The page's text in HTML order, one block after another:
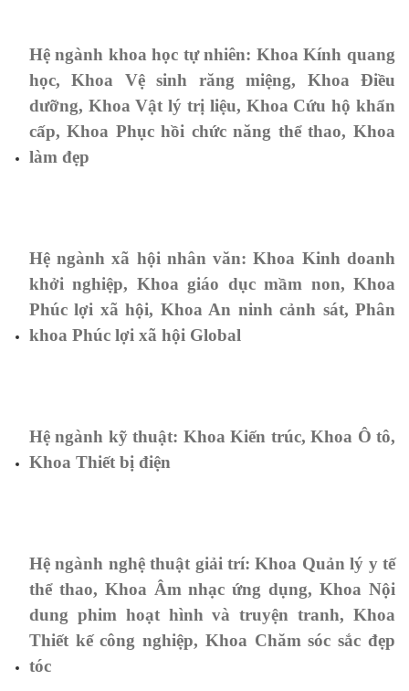
Hệ ngành khoa học tự nhiên: Khoa Kính quang
học, Khoa Vệ sinh răng miệng, Khoa Điều
dưỡng, Khoa Vật lý trị liệu, Khoa Cứu hộ khẩn
cấp, Khoa Phục hồi chức năng thể thao, Khoa
làm đẹp
Hệ ngành xã hội nhân văn: Khoa Kinh doanh
khởi nghiệp, Khoa giáo dục mầm non, Khoa
Phúc lợi xã hội, Khoa An ninh cảnh sát, Phân
khoa Phúc lợi xã hội Global
Hệ ngành kỹ thuật: Khoa Kiến trúc, Khoa Ô tô,
Khoa Thiết bị điện
Hệ ngành nghệ thuật giải trí: Khoa Quản lý y tế
thể thao, Khoa Âm nhạc ứng dụng, Khoa Nội
dung phim hoạt hình và truyện tranh, Khoa
Thiết kế công nghiệp, Khoa Chăm sóc sắc đẹp
tóc